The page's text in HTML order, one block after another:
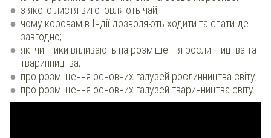
з якого листя виготовляють чай;
чому коровам в Індії дозволяють ходити та спати де
завгодно;
які чинники впливають на розміщення рослинництва та
тваринництва;
про розміщення основних галузей рослинництва світу;
про розміщення основних галузей тваринництва світу.